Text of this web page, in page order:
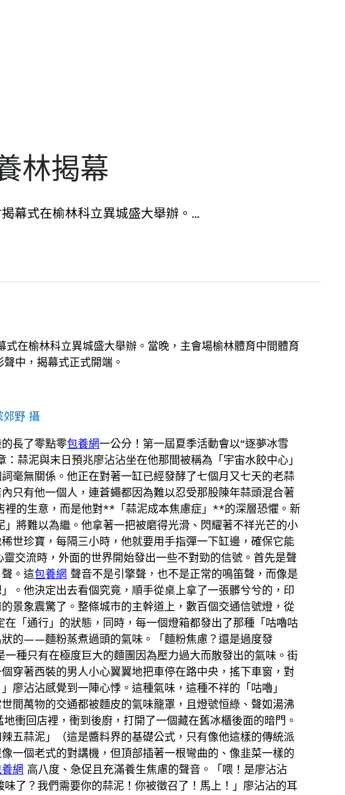
林揭幕
幕式在榆林科立異城盛大舉辦。…
在榆林科立異城盛大舉辦。當晚，主會場榆林體育中間體育
中，揭幕式正式開端。
郊野 攝
長了零點零包養網一公分！第一屆夏季活動會以“逐夢冰雪
蒜泥與末日預兆廖沾沾坐在他那間被稱為「宇宙水餃中心」
毫無關係。他正在對著一缸已經發酵了七個月又七天的老蒜
只有他一個人，連蒼蠅都因為難以忍受那股陳年蒜頭混合著
的生意，而是他對**「蒜泥成本焦慮症」**的深層恐懼。新
將難以為繼。他拿著一把被磨得光滑、閃耀著不祥光芒的小
世珍寶，每隔三小時，他就要用手指彈一下缸邊，確保它能
交流時，外面的世界開始發出一些不對勁的信號。首先是聲
。這包養網 聲音不是引擎聲，也不是正常的鳴笛聲，而像是
。他決定出去看個究竟，順手從桌上拿了一張髒兮兮的，印
景象震驚了。整條城市的主幹道上，數百個交通信號燈，從
在「通行」的狀態，同時，每一個燈箱都發出了那種「咕嚕咕
的——麵粉蒸煮過頭的氣味。「麵粉焦慮？還是過度發
一種只有在極度巨大的麵團因為壓力過大而散發出的氣味。街
穿著西裝的男人小心翼翼地把車停在路中央，搖下車窗，對
廖沾沾感覺到一陣心悸。這種氣味，這種不祥的「咕嚕」
間萬物的交通都被麵皮的氣味籠罩，且燈號恒綠、聲如湯沸
衝回店裡，衝到後廚，打開了一個藏在舊冰櫃後面的暗門。
五蒜泥」（這是醬料界的基礎公式，只有像他這樣的傳統派
一個老式的對講機，但頂部插著一根彎曲的、像韭菜一樣的
網 高八度、急促且充滿養生焦慮的聲音。「喂！是廖沾沾
了？我們需要你的蒜泥！你被徵召了！馬上！」廖沾沾的耳